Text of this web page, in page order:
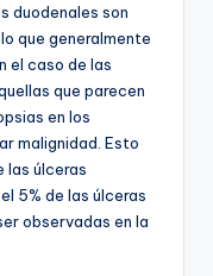
duodenales son
que generalmente
el caso de las
que parecen
en los
malignidad. Esto
las úlceras
5% de las úlceras
observadas en la